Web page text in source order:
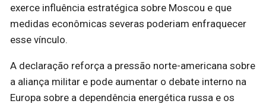
exerce influência estratégica sobre Moscou e que
medidas econômicas severas poderiam enfraquecer
esse vínculo.
A declaração reforça a pressão norte-americana sobre
a aliança militar e pode aumentar o debate interno na
Europa sobre a dependência energética russa e os